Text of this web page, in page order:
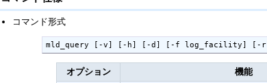
コマンド形式
mld_query [-v] [-h] [-d] [-f log_facility] [-r
オプション 機能